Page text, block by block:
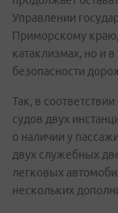
Управлении
Приморскому краю,
катаклизмах, но и
безопасности
Так, в
судов двух
о наличии у
двух служебных
легковых
нескольких